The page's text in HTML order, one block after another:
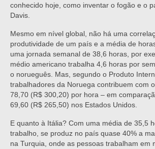
conhecido hoje, como inventar o fogão e o
Davis.
Mesmo em nível global, não há uma
produtividade de um país e a média de
uma jornada semanal de 38,6 horas, por
médio americano trabalha 4,6 horas por
o norueguês. Mas, segundo o Produto
trabalhadores da Noruega contribuem com
78,70 (R$ 300,20) por hora – em
69,60 (R$ 265,50) nos Estados Unidos.
E quanto à Itália? Com uma média de 35,5
trabalho, se produz no país quase 40% a
na Turquia, onde as pessoas trabalham em